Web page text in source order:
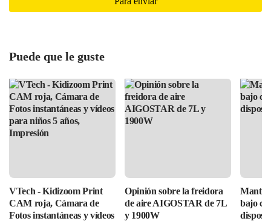
Puede que le guste
VTech - Kidizoom Print
CAM roja, Cámara de
Fotos instantáneas y vídeos
Opinión sobre la freidora
de aire AIGOSTAR de 7L
y 1900W
bajo